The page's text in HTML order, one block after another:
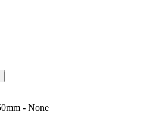
- None